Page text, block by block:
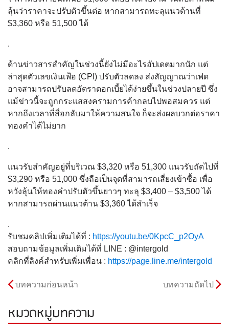
ลุ้นว่าราคาจะปรับตัวขึ้นต่อ หากสามารถทะลุแนวต้านที่
$3,360 หรือ 51,500 ได้
.
ด้านข่าวสารสำคัญในช่วงนี้ยังไม่มีอะไรอัปเดตมากนัก แต่
ล่าสุดตัวเลขเงินเฟ้อ (CPI) ปรับตัวลดลง ส่งสัญญาณว่าเฟด
อาจสามารถปรับลดอัตราดอกเบี้ยได้ง่ายขึ้นในช่วงปลายปี ซึ่ง
แม้ข่าวนี้จะถูกกระแสสงครามการค้ากลบไปพอสมควร แต่
หากถึงเวลาที่สื่อกลับมาให้ความสนใจ ก็จะส่งผลบวกต่อราคา
ทองคำได้ไม่ยาก
.
แนวรับสำคัญอยู่ที่บริเวณ $3,320 หรือ 51,300 แนวรับถัดไปที่
$3,290 หรือ 51,000 ซึ่งถือเป็นจุดที่สามารถเสี่ยงเข้าซื้อ เพื่อ
หวังลุ้นให้ทองคำปรับตัวขึ้นยาวๆ ทะลุ $3,400 – $3,500 ได้
หากสามารถผ่านแนวต้าน $3,360 ได้สำเร็จ
.
รับชมคลิปเพิ่มเติมได้ที่ : https://youtu.be/0KpcC_p2OyA
สอบถามข้อมูลเพิ่มเติมได้ที่ LINE : @intergold
คลิกที่ลิงค์สำหรับเพิ่มเพื่อน : https://page.line.me/intergold
บทความก่อนหน้า บทความถัดไป
หมวดหมู่บทความ